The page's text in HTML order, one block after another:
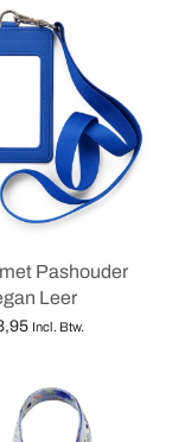
Pashouder
Leer
Incl. Btw.